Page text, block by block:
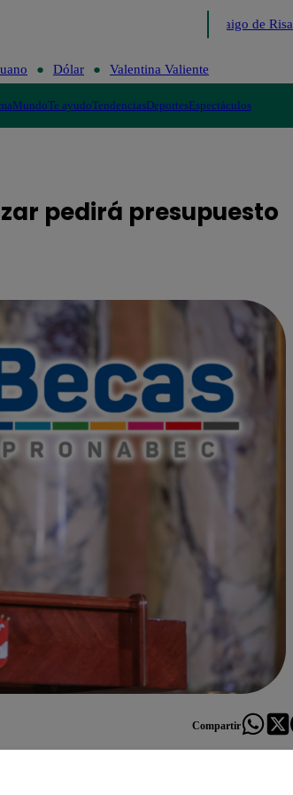
Me Caigo de Risa
Dólar Valentina Valiente
MundoTe ayudoTendenciasDeportesEspectáculos
pedirá presupuesto
Compartir